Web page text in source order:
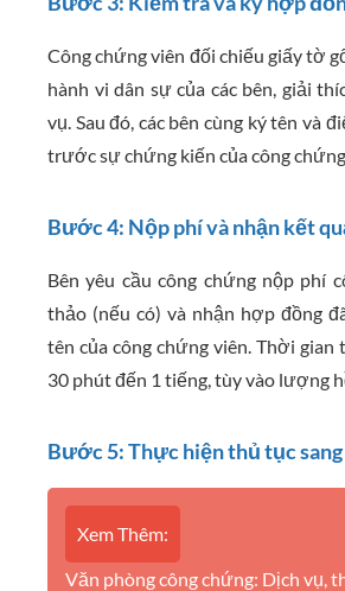
Công chứng viên đối chiếu giấy tờ
hành vi dân sự của các bên, giải
vụ. Sau đó, các bên cùng ký tên và
trước sự chứng kiến của công
Bước 4: Nộp phí và nhận kết
Bên yêu cầu công chứng nộp phí
thảo (nếu có) và nhận hợp đồng
tên của công chứng viên. Thời
30 phút đến 1 tiếng, tùy vào lượng
Bước 5: Thực hiện thủ tục
Xem Thêm:
Văn phòng công chứng: Dịch vụ,